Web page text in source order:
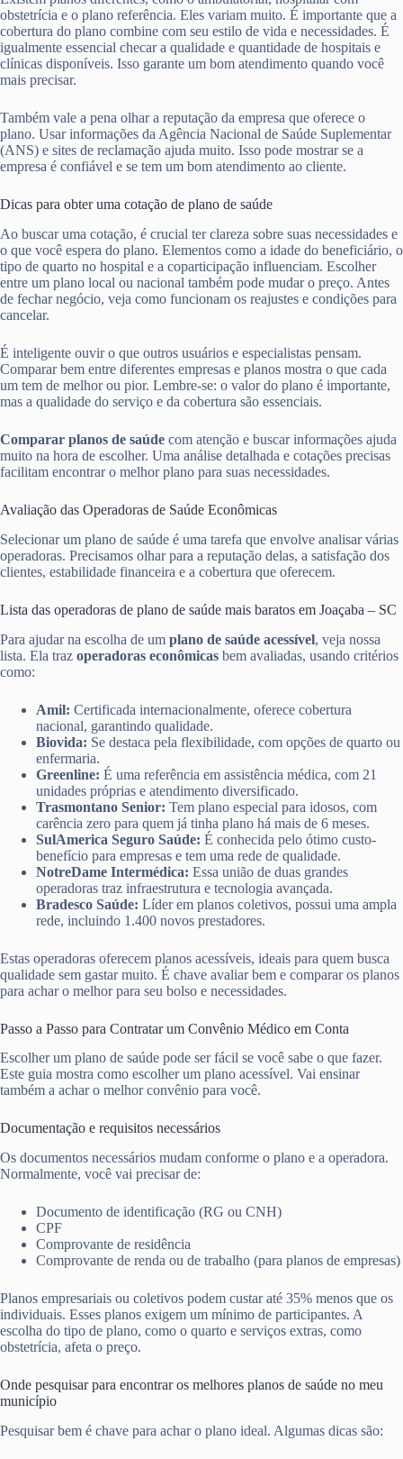
obstetrícia e o plano referência. Eles variam muito. É importante que a
cobertura do plano combine com seu estilo de vida e necessidades. É
igualmente essencial checar a qualidade e quantidade de hospitais e
clínicas disponíveis. Isso garante um bom atendimento quando você
mais precisar.
Também vale a pena olhar a reputação da empresa que oferece o
plano. Usar informações da Agência Nacional de Saúde Suplementar
(ANS) e sites de reclamação ajuda muito. Isso pode mostrar se a
empresa é confiável e se tem um bom atendimento ao cliente.
Dicas para obter uma cotação de plano de saúde
Ao buscar uma cotação, é crucial ter clareza sobre suas necessidades e
o que você espera do plano. Elementos como a idade do beneficiário, o
tipo de quarto no hospital e a coparticipação influenciam. Escolher
entre um plano local ou nacional também pode mudar o preço. Antes
de fechar negócio, veja como funcionam os reajustes e condições para
cancelar.
É inteligente ouvir o que outros usuários e especialistas pensam.
Comparar bem entre diferentes empresas e planos mostra o que cada
um tem de melhor ou pior. Lembre-se: o valor do plano é importante,
mas a qualidade do serviço e da cobertura são essenciais.
Comparar planos de saúde com atenção e buscar informações ajuda
muito na hora de escolher. Uma análise detalhada e cotações precisas
facilitam encontrar o melhor plano para suas necessidades.
Avaliação das Operadoras de Saúde Econômicas
Selecionar um plano de saúde é uma tarefa que envolve analisar várias
operadoras. Precisamos olhar para a reputação delas, a satisfação dos
clientes, estabilidade financeira e a cobertura que oferecem.
Lista das operadoras de plano de saúde mais baratos em Joaçaba – SC
Para ajudar na escolha de um plano de saúde acessível, veja nossa
lista. Ela traz operadoras econômicas bem avaliadas, usando critérios
como:
Amil: Certificada internacionalmente, oferece cobertura
nacional, garantindo qualidade.
Biovida: Se destaca pela flexibilidade, com opções de quarto ou
enfermaria.
Greenline: É uma referência em assistência médica, com 21
unidades próprias e atendimento diversificado.
Trasmontano Senior: Tem plano especial para idosos, com
carência zero para quem já tinha plano há mais de 6 meses.
SulAmerica Seguro Saúde: É conhecida pelo ótimo custo-
benefício para empresas e tem uma rede de qualidade.
NotreDame Intermédica: Essa união de duas grandes
operadoras traz infraestrutura e tecnologia avançada.
Bradesco Saúde: Líder em planos coletivos, possui uma ampla
rede, incluindo 1.400 novos prestadores.
Estas operadoras oferecem planos acessíveis, ideais para quem busca
qualidade sem gastar muito. É chave avaliar bem e comparar os planos
para achar o melhor para seu bolso e necessidades.
Passo a Passo para Contratar um Convênio Médico em Conta
Escolher um plano de saúde pode ser fácil se você sabe o que fazer.
Este guia mostra como escolher um plano acessível. Vai ensinar
também a achar o melhor convênio para você.
Documentação e requisitos necessários
Os documentos necessários mudam conforme o plano e a operadora.
Normalmente, você vai precisar de:
Documento de identificação (RG ou CNH)
CPF
Comprovante de residência
Comprovante de renda ou de trabalho (para planos de empresas)
Planos empresariais ou coletivos podem custar até 35% menos que os
individuais. Esses planos exigem um mínimo de participantes. A
escolha do tipo de plano, como o quarto e serviços extras, como
obstetrícia, afeta o preço.
Onde pesquisar para encontrar os melhores planos de saúde no meu
município
Pesquisar bem é chave para achar o plano ideal. Algumas dicas são: